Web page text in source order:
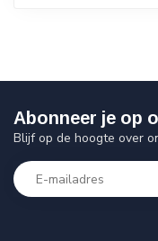
Abonneer je op
Blijf op de hoogte over